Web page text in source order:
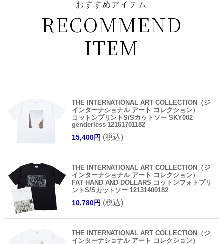
おすすめアイテム
RECOMMEND
ITEM
THE INTERNATIONAL ART COLLECTION（ジ
インターナショナル アート コレクション）
コットンプリントS/Sカットソー SKY002
genderless 12161701182
15,400円 (税込)
THE INTERNATIONAL ART COLLECTION（ジ
インターナショナル アート コレクション）
FAT HAND AND DOLLARS コットンフォトプリ
ントS/Sカットソー 12131400182
10,780円 (税込)
THE INTERNATIONAL ART COLLECTION（ジ
インターナショナル アート コレクション）